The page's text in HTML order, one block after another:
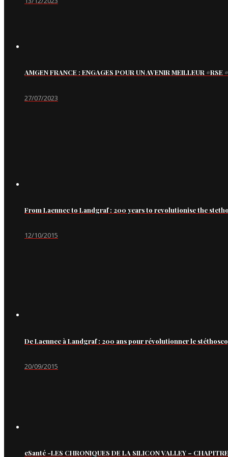
AMGEN FRANCE : ENGAGES POUR UN AVENIR MEILLEUR
27/07/2023
From Laennec to Landgraf : 200 years to revolutionise the
12/10/2015
De Laennec à Landgraf : 200 ans pour révolutionner le
20/09/2015
eSanté -LES CHRONIQUES DE LA SILICON VALLEY –